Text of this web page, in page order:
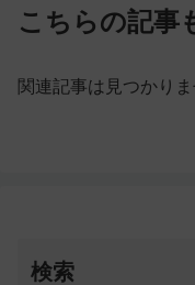
こちらの記事
関連記事は見つかりま
検索